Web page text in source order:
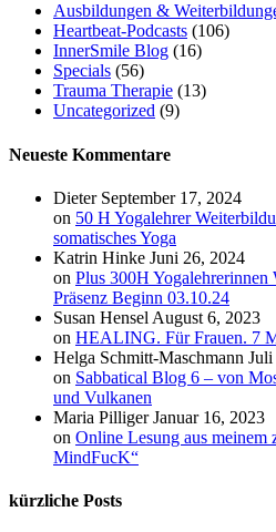
Ausbildungen &
Heartbeat-Podcasts (106)
InnerSmile Blog (16)
Specials (56)
Trauma Therapie (13)
Uncategorized (9)
Neueste Kommentare
Dieter September 17, 2024
on 50 H Yogalehrer
somatisches Yoga
Katrin Hinke Juni 26, 2024
on Plus 300H
Präsenz Beginn 03.10.24
Susan Hensel August 6, 2023
on HEALING. Für Frauen. 7
Helga Schmitt-Maschmann Juli
on Sabbatical Blog 6 – von
und Vulkanen
Maria Pilliger Januar 16, 2023
on Online Lesung aus meinem
MindFucK“
kürzliche Posts